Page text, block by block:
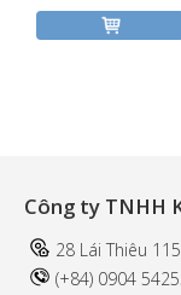
Công ty TNHH
28 Lái Thiêu
(+84) 0904